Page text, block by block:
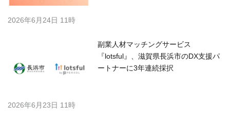
2026年6月24日 11時
副業人材マッチングサービス
『lotsful』、滋賀県長浜市のDX支援パ
ートナーに3年連続採択
2026年6月23日 11時